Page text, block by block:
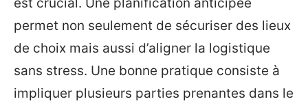
permet non seulement de sécuriser des lieux
de choix mais aussi d’aligner la logistique
sans stress. Une bonne pratique consiste à
impliquer plusieurs parties prenantes dans le